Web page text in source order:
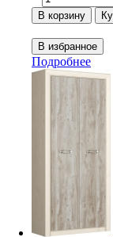
Подробнее